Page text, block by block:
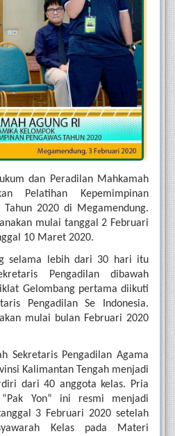
dan Peradilan Mahkamah
Pelatihan Kepemimpinan
Tahun 2020 di Megamendung.
mulai tanggal 2 Februari
10 Maret 2020.
selama lebih dari 30 hari itu
Pengadilan dibawah
Gelombang pertama diikuti
Pengadilan Se Indonesia.
mulai bulan Februari 2020
Sekretaris Pengadilan Agama
Kalimantan Tengah menjadi
dari 40 anggota kelas. Pria
Yon” ini resmi menjadi
3 Februari 2020 setelah
Kelas pada Materi